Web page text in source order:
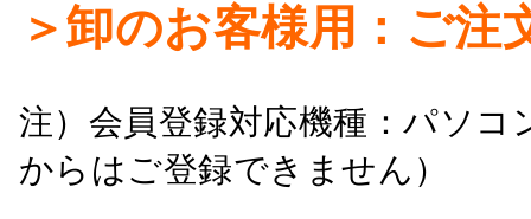
＞卸のお客様用：ご注
注）会員登録対応機種：パソ
からはご登録できません）